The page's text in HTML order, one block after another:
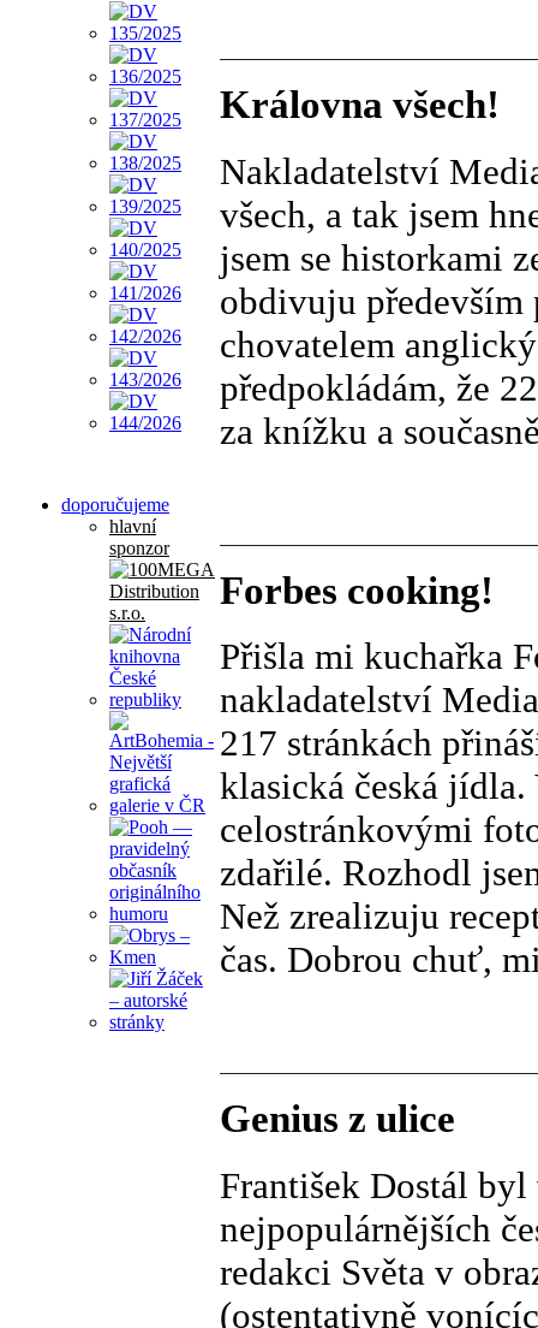
doporučujeme
hlavní
sponzor
Královna všech!
Nakladatelství
všech, a tak jsem
jsem se historkami
obdivuju
chovatelem
předpokládám, že
za knížku a
Forbes cooking!
Přišla mi kuchařka
nakladatelství
217 stránkách
klasická česká jídla.
celostránkovými
zdařilé. Rozhodl
Než zrealizuju
čas. Dobrou chuť,
Genius z ulice
František Dostál
nejpopulárnějších
redakci Světa v
(ostentativně